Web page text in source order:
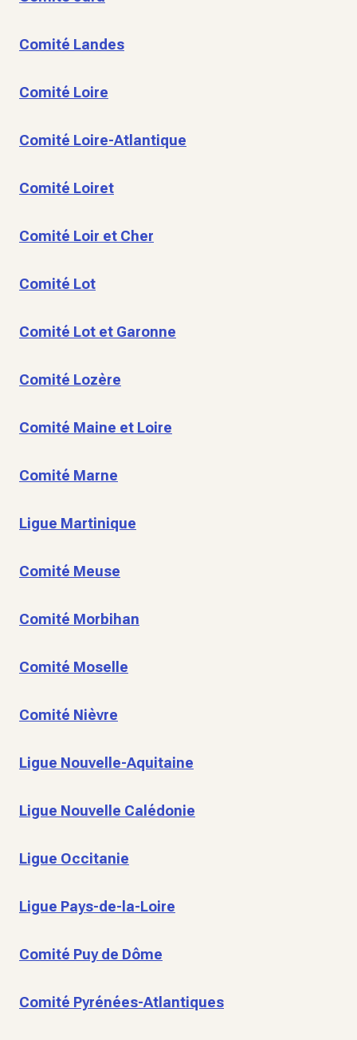
Comité Landes
Comité Loire
Comité Loire-Atlantique
Comité Loiret
Comité Loir et Cher
Comité Lot
Comité Lot et Garonne
Comité Lozère
Comité Maine et Loire
Comité Marne
Ligue Martinique
Comité Meuse
Comité Morbihan
Comité Moselle
Comité Nièvre
Ligue Nouvelle-Aquitaine
Ligue Nouvelle Calédonie
Ligue Occitanie
Ligue Pays-de-la-Loire
Comité Puy de Dôme
Comité Pyrénées-Atlantiques